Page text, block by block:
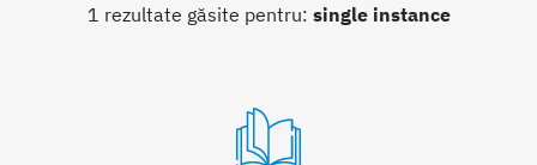
1 rezultate găsite pentru: single instance